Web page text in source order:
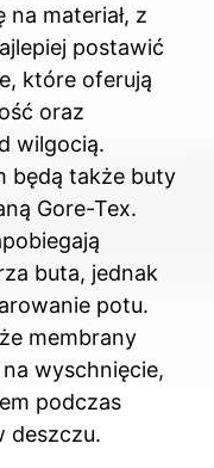
materiał, z
postawić
które oferują
oraz
wilgocią.
będą także buty
Gore-Tex.
buta, jednak
potu.
membrany
wyschnięcie,
podczas
deszczu.